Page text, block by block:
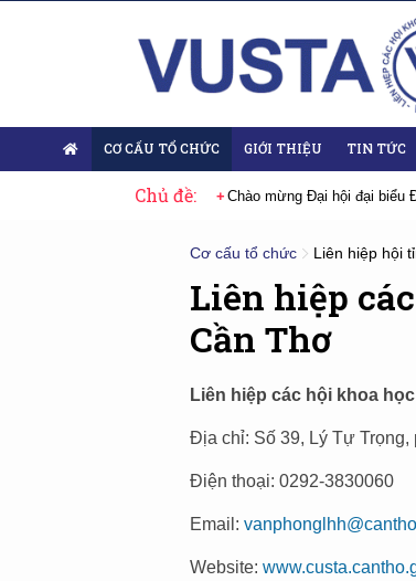
CƠ CẤU TỔ CHỨC GIỚI THIỆU TIN TỨC
Chủ đề:
hội lần thứ XIV của Đảng Chào mừng Đại hội đại biểu
Cơ cấu tổ chức Liên hiệp hội
Liên hiệp
Cần Thơ
Liên hiệp các hội khoa
Địa chỉ: Số 39, Lý Tự
Điện thoại: 0292-3830060
Email:
Website: